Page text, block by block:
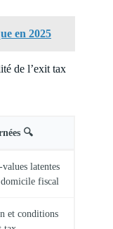
en 2025
de l’exit tax
🔍
latentes
fiscal
et conditions